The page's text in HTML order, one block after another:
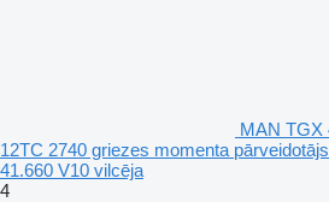
MAN TGX
12TC 2740 griezes momenta
41.660 V10 vilcēja
4